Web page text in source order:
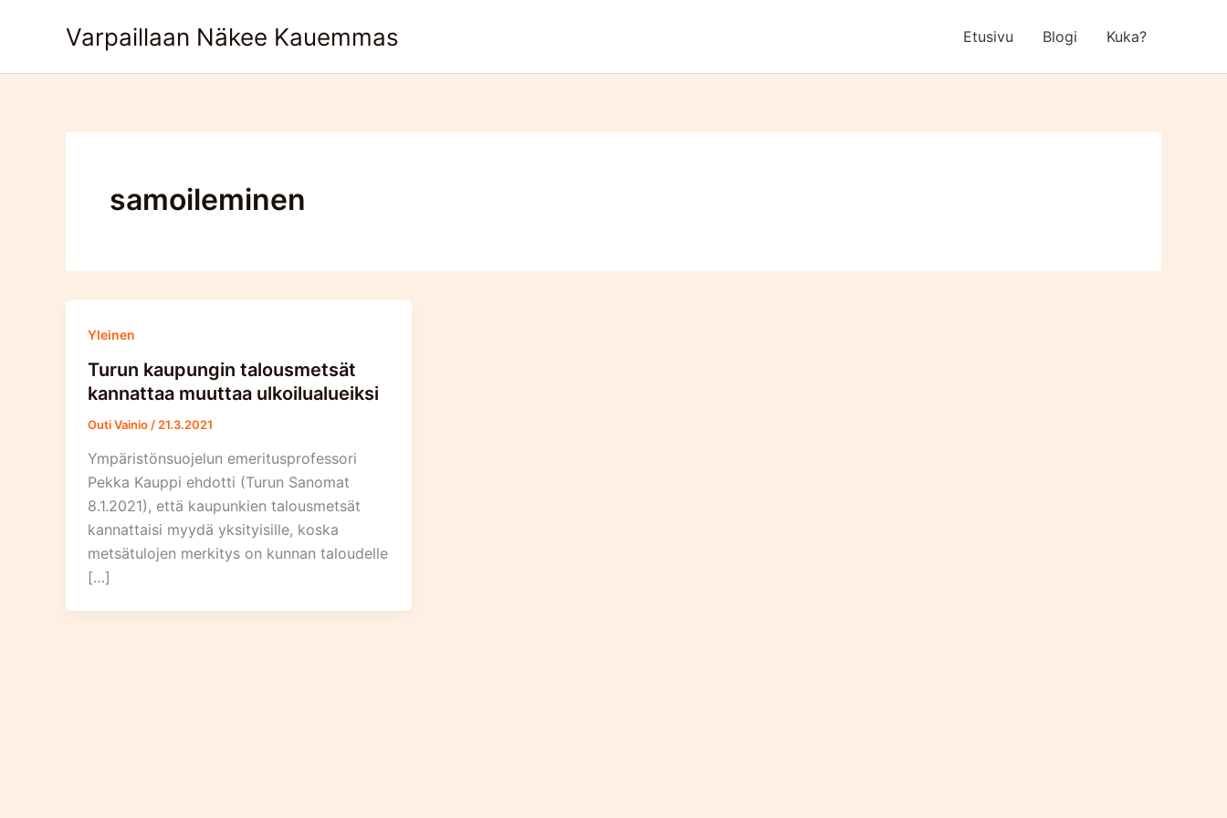
Varpaillaan Näkee Kauemmas Etusivu Blogi Kuka?
samoileminen
Yleinen
Turun kaupungin talousmetsät
kannattaa muuttaa ulkoilualueiksi
Outi Vainio / 21.3.2021
Ympäristönsuojelun emeritusprofessori
Pekka Kauppi ehdotti (Turun Sanomat
8.1.2021), että kaupunkien talousmetsät
kannattaisi myydä yksityisille, koska
metsätulojen merkitys on kunnan taloudelle
[…]